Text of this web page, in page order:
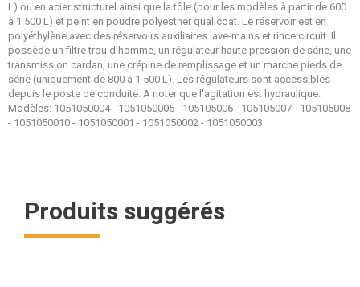
L) ou en acier structurel ainsi que la tôle (pour les modèles à partir de 600
à 1 500 L) et peint en poudre polyesther qualicoat. Le réservoir est en
polyéthylène avec des réservoirs auxiliaires lave-mains et rince circuit. Il
possède un filtre trou d'homme, un régulateur haute pression de série, une
transmission cardan, une crépine de remplissage et un marche pieds de
série (uniquement de 800 à 1 500 L). Les régulateurs sont accessibles
depuis le poste de conduite. A noter que l'agitation est hydraulique.
Modèles: 1051050004 - 1051050005 - 105105006 - 105105007 - 105105008
- 1051050010 - 1051050001 - 1051050002 - 1051050003
Produits suggérés